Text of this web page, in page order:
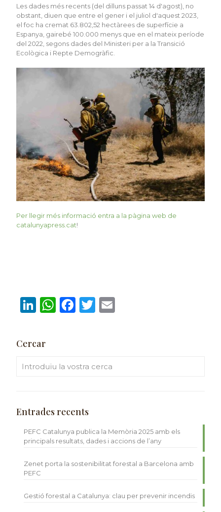
Les dades més recents (del dilluns passat 14 d'agost), no
obstant, diuen que entre el gener i el juliol d'aquest 2023,
el foc ha cremat 63.802,52 hectàrees de superfície a
Espanya, gairebé 100.000 menys que en el mateix període
del 2022, segons dades del Ministeri per a la Transició
Ecològica i Repte Demogràfic.
Per llegir més informació entra a la pàgina web de
catalunyapress.cat!
LinkedIn
WhatsApp
Facebook
Twitter
Email
Cercar
Entrades recents
PEFC Catalunya publica la Memòria 2025 amb els
principals resultats, dades i accions de l’any
Zenet porta la sostenibilitat forestal a Barcelona amb
PEFC
Gestió forestal a Catalunya: clau per prevenir incendis